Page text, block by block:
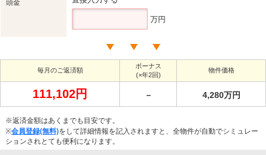
頭金
万円
毎月のご返済額
ボーナス
(×年2回)
物件価格
111,102円 － 4,280万円
※返済金額はあくまでも目安です。
※会員登録(無料)をして詳細情報を記入されますと、全物件が自動でシミュレー
ションされとても便利になります。